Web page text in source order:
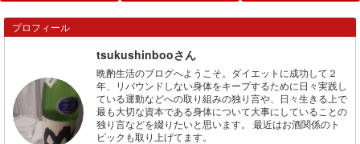
プロフィール
tsukushinbooさん
晩酌生活のブログへようこそ。ダイエットに成功して２
年、リバウンドしない身体をキープするために日々実践し
ている運動などへの取り組みの独り言や、日々生きる上で
最も大切な資本である身体について大事にしていることの
独り言などを綴りたいと思います。 最近はお酒関係のト
ピックも取り上げてます。